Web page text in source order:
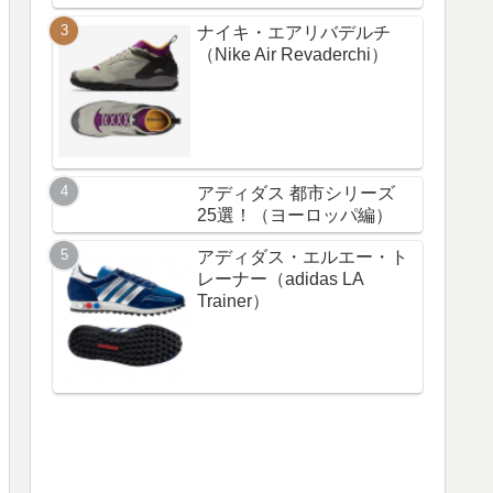
ナイキ・エアリバデルチ
（Nike Air Revaderchi）
アディダス 都市シリーズ
25選！（ヨーロッパ編）
アディダス・エルエー・ト
レーナー（adidas LA
Trainer）